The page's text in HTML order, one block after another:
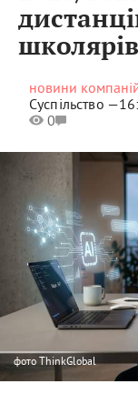
школярів
новини
Суспільство —
0
фото ThinkGlobal